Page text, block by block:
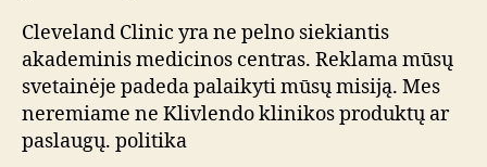
Cleveland Clinic yra ne pelno siekiantis
akademinis medicinos centras. Reklama mūsų
svetainėje padeda palaikyti mūsų misiją. Mes
neremiame ne Klivlendo klinikos produktų ar
paslaugų. politika